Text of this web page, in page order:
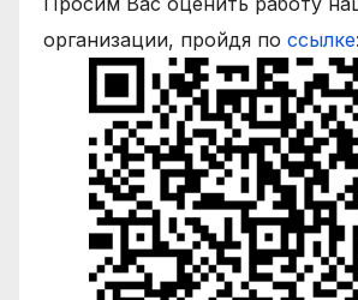
организации, пройдя по ссылке: